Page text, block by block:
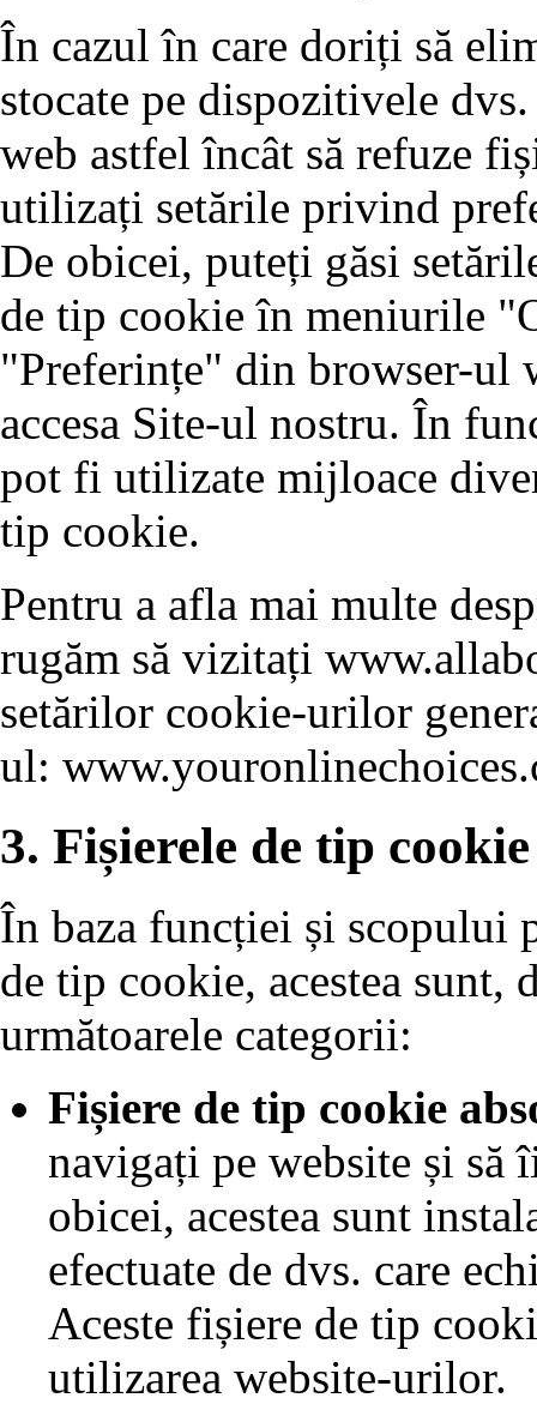
În cazul în care doriți să
stocate pe dispozitivele
web astfel încât să refuze
utilizați setările privind
De obicei, puteți găsi
de tip cookie în meniurile
"Preferințe" din browser-ul
accesa Site-ul nostru. În
pot fi utilizate mijloace
tip cookie.
Pentru a afla mai multe
rugăm să vizitați
setărilor cookie-urilor
ul:
3. Fișierele de tip
În baza funcției și scopului
de tip cookie, acestea sunt,
următoarele categorii:
Fișiere de tip cookie
navigați pe website și
obicei, acestea sunt
efectuate de dvs. care
Aceste fișiere de tip
utilizarea website-urilor.